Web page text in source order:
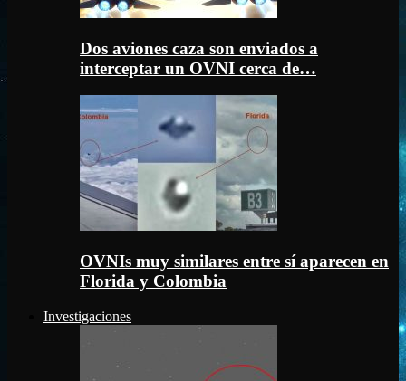
Dos aviones caza son enviados a
interceptar un OVNI cerca de…
OVNIs muy similares entre sí aparecen en
Florida y Colombia
Investigaciones